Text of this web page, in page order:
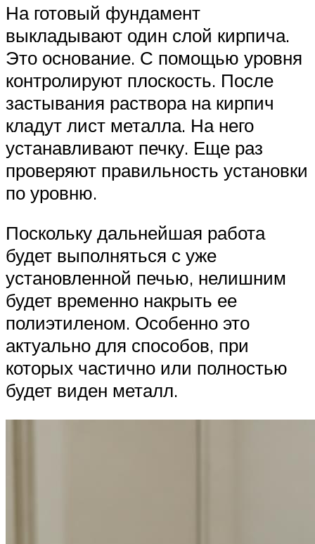
На готовый фундамент
выкладывают один слой кирпича.
Это основание. С помощью уровня
контролируют плоскость. После
застывания раствора на кирпич
кладут лист металла. На него
устанавливают печку. Еще раз
проверяют правильность установки
по уровню.
Поскольку дальнейшая работа
будет выполняться с уже
установленной печью, нелишним
будет временно накрыть ее
полиэтиленом. Особенно это
актуально для способов, при
которых частично или полностью
будет виден металл.